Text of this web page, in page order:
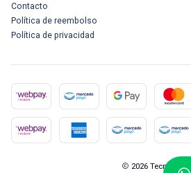
Contacto
Política de reembolso
Política de privacidad
2026 Tecnocam.